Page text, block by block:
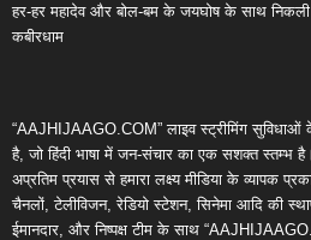
हर-हर महादेव और बोल-बम के जयघोष के साथ निकली
कबीरधाम
“AAJHIJAAGO.COM” लाइव स्ट्रीमिंग
है, जो हिंदी भाषा में जन-संचार का एक सशक्त स्तम्भ
अप्रतिम प्रयास से हमारा लक्ष्य मीडिया के व्यापक
चैनलों, टेलीविजन, रेडियो स्टेशन, सिनेमा आदि की
ईमानदार, और निष्पक्ष टीम के साथ